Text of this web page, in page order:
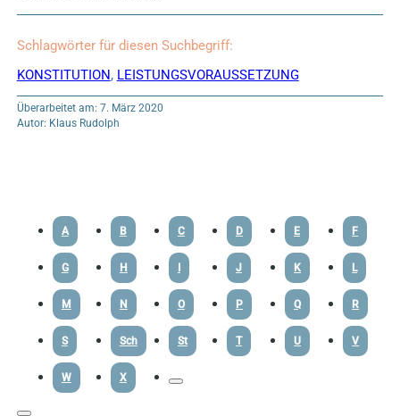
Schlagwörter für diesen Suchbegriff:
KONSTITUTION, LEISTUNGSVORAUSSETZUNG
Überarbeitet am: 7. März 2020
Autor: Klaus Rudolph
A B C D E F
G H J K L
M N O P Q R
S Sch St T U V
W X